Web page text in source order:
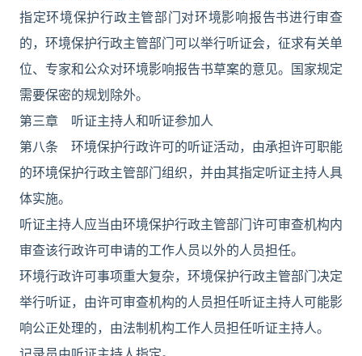
指定环境保护行政主管部门对环境影响报告书进行审查
的，环境保护行政主管部门可以举行听证会，征求有关单
位、专家和公众对环境影响报告书草案的意见。国家规定
需要保密的规划除外。
第三章 听证主持人和听证参加人
第八条 环境保护行政许可的听证活动，由承担许可职能
的环境保护行政主管部门组织，并由其指定听证主持人具
体实施。
听证主持人应当由环境保护行政主管部门许可审查机构内
审查该行政许可申请的工作人员以外的人员担任。
环境行政许可事项重大复杂，环境保护行政主管部门决定
举行听证，由许可审查机构的人员担任听证主持人可能影
响公正处理的，由法制机构工作人员担任听证主持人。